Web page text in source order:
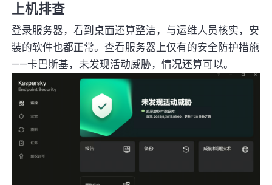
上机排查
登录服务器，看到桌面还算整洁，与运维人员核实，安
装的软件也都正常。查看服务器上仅有的安全防护措施
——卡巴斯基，未发现活动威胁，情况还算可以。